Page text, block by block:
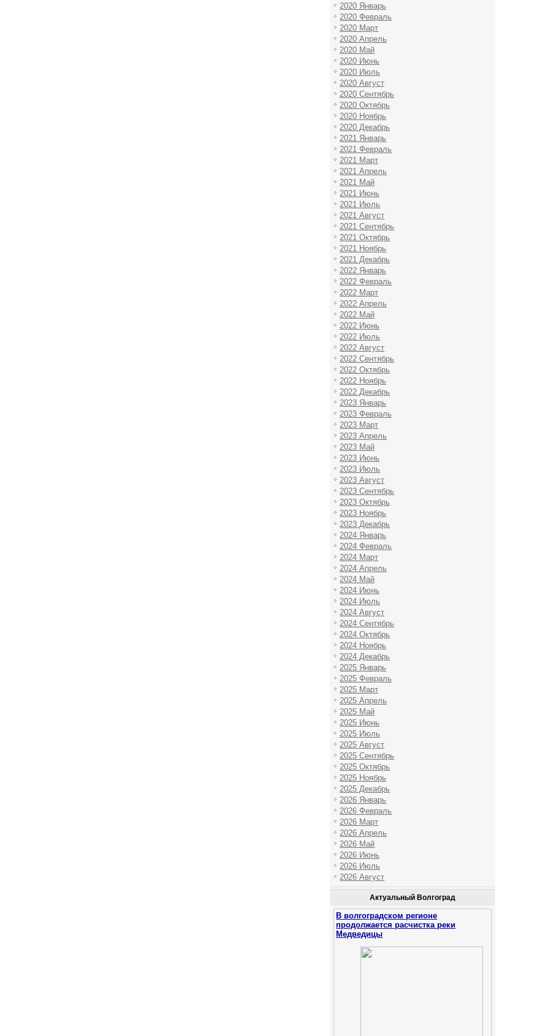
2020 Январь
2020 Февраль
2020 Март
2020 Апрель
2020 Май
2020 Июнь
2020 Июль
2020 Август
2020 Сентябрь
2020 Октябрь
2020 Ноябрь
2020 Декабрь
2021 Январь
2021 Февраль
2021 Март
2021 Апрель
2021 Май
2021 Июнь
2021 Июль
2021 Август
2021 Сентябрь
2021 Октябрь
2021 Ноябрь
2021 Декабрь
2022 Январь
2022 Февраль
2022 Март
2022 Апрель
2022 Май
2022 Июнь
2022 Июль
2022 Август
2022 Сентябрь
2022 Октябрь
2022 Ноябрь
2022 Декабрь
2023 Январь
2023 Февраль
2023 Март
2023 Апрель
2023 Май
2023 Июнь
2023 Июль
2023 Август
2023 Сентябрь
2023 Октябрь
2023 Ноябрь
2023 Декабрь
2024 Январь
2024 Февраль
2024 Март
2024 Апрель
2024 Май
2024 Июнь
2024 Июль
2024 Август
2024 Сентябрь
2024 Октябрь
2024 Ноябрь
2024 Декабрь
2025 Январь
2025 Февраль
2025 Март
2025 Апрель
2025 Май
2025 Июнь
2025 Июль
2025 Август
2025 Сентябрь
2025 Октябрь
2025 Ноябрь
2025 Декабрь
2026 Январь
2026 Февраль
2026 Март
2026 Апрель
2026 Май
2026 Июнь
2026 Июль
2026 Август
Актуальный Волгоград
В волгоградском регионе
продолжается расчистка реки
Медведицы